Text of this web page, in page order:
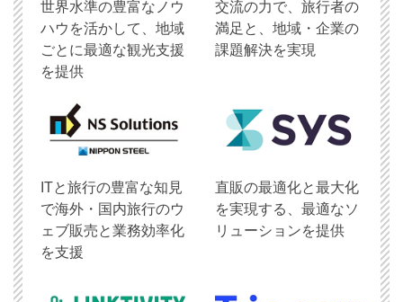
世界水準の豊富なノウ
ハウを活かして、地域
ごとに最適な観光支援
を提供
交流の力で、旅行者の
満足と、地域・企業の
課題解決を実現
ITと旅行の豊富な知見
で海外・国内旅行のウ
ェブ販売と業務効率化
を支援
直販の最適化と最大化
を実現する、最適なソ
リューションを提供